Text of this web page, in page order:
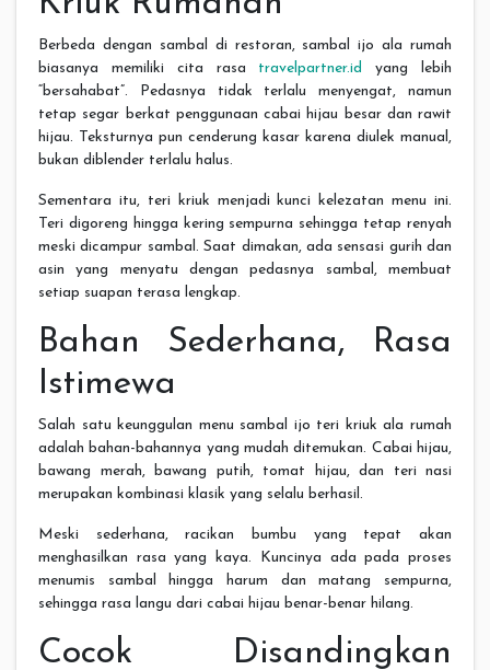
Berbeda dengan sambal di restoran, sambal ijo ala rumah
biasanya memiliki cita rasa travelpartner.id
yang lebih
“bersahabat”. Pedasnya tidak terlalu menyengat, namun
tetap segar berkat penggunaan cabai hijau besar dan rawit
hijau. Teksturnya pun cenderung kasar karena diulek manual,
bukan diblender terlalu halus.
Sementara itu, teri kriuk menjadi kunci kelezatan menu ini.
Teri digoreng hingga kering sempurna sehingga tetap renyah
meski dicampur sambal. Saat dimakan, ada sensasi gurih dan
asin yang menyatu dengan pedasnya sambal, membuat
setiap suapan terasa lengkap.
Bahan Sederhana, Rasa
Istimewa
Salah satu keunggulan menu sambal ijo teri kriuk ala rumah
adalah bahan-bahannya yang mudah ditemukan. Cabai hijau,
bawang merah, bawang putih, tomat hijau, dan teri nasi
merupakan kombinasi klasik yang selalu berhasil.
Meski sederhana, racikan bumbu yang tepat akan
menghasilkan rasa yang kaya. Kuncinya ada pada proses
menumis sambal hingga harum dan matang sempurna,
sehingga rasa langu dari cabai hijau benar-benar hilang.
Cocok Disandingkan